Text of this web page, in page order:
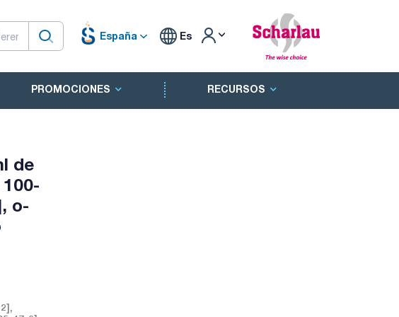
España Es
PROMOCIONES RECURSOS
de
o-